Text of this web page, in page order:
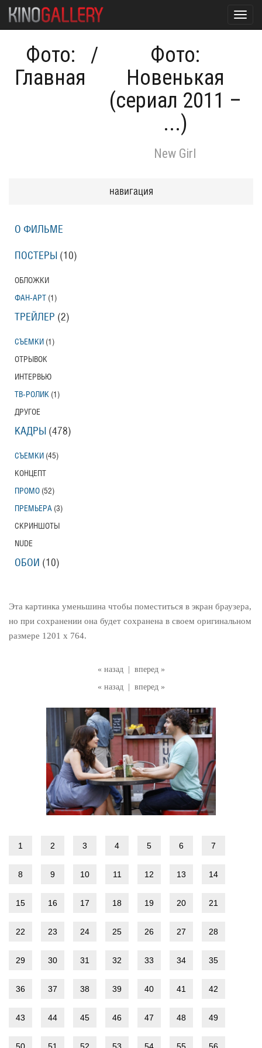
Фото:
Главная
/
Фото:
Новенькая
(сериал 2011 –
...)
New Girl
« назад
вперед »
« назад
вперед »
Эта картинка уменьшина чтобы поместиться в экран браузера,
но при сохранении она будет сохранена в своем оригинальном
размере 1201 x 764.
1 2 3 4 5 6 7
8 9 10 11 12 13 14
15 16 17 18 19 20 21
22 23 24 25 26 27 28
29 30 31 32 33 34 35
36 37 38 39 40 41 42
43 44 45 46 47 48 49
навигация
О ФИЛЬМЕ
ПОСТЕРЫ (10)
ОБЛОЖКИ
ФАН-АРТ (1)
ТРЕЙЛЕР (2)
СЪЕМКИ (1)
ОТРЫВОК
ИНТЕРВЬЮ
ТВ-РОЛИК (1)
ДРУГОЕ
КАДРЫ (478)
СЪЕМКИ (45)
КОНЦЕПТ
ПРОМО (52)
ПРЕМЬЕРА (3)
СКРИНШОТЫ
NUDE
ОБОИ (10)